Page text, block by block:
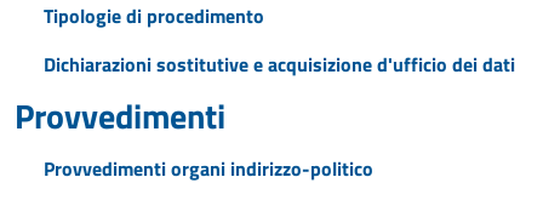
Tipologie di procedimento
Dichiarazioni sostitutive e acquisizione d'ufficio dei dati
Provvedimenti
Provvedimenti organi indirizzo-politico